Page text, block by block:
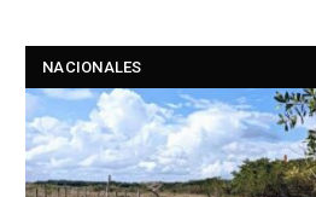
NACIONALES